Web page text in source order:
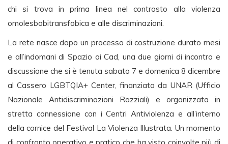
chi si trova in prima linea nel contrasto alla violenza
omolesbobitransfobica e alle discriminazioni.
La rete nasce dopo un processo di costruzione durato mesi
e all’indomani di Spazio ai Cad, una due giorni di incontro e
discussione che si è tenuta sabato 7 e domenica 8 dicembre
al Cassero LGBTQIA+ Center, finanziata da UNAR (Ufficio
Nazionale Antidiscriminazioni Razziali) e organizzata in
stretta connessione con i Centri Antiviolenza e all’interno
della cornice del Festival La Violenza Illustrata. Un momento